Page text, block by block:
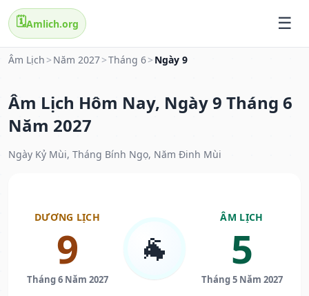
🗓️Amlich.org
Âm Lịch > Năm 2027>Tháng 6> Ngày 9
Âm Lịch Hôm Nay, Ngày 9 Tháng 6
Năm 2027
Ngày Kỷ Mùi, Tháng Bính Ngọ, Năm Đinh Mùi
DƯƠNG LỊCH
9
Tháng 6 Năm 2027
🐐
ÂM LỊCH
5
Tháng 5 Năm 2027